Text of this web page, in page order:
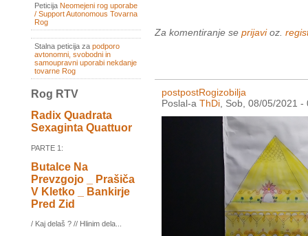
Peticija Neomejeni rog uporabe
/ Support Autonomous Tovarna
Rog
Stalna peticija za podporo
avtonomni, svobodni in
samoupravni uporabi nekdanje
tovarne Rog
Rog RTV
Radix Quadrata
Sexaginta Quattuor
PARTE 1:
Butalce Na
Prevzgojo _ Prašiča
V Kletko _ Bankirje
Pred Zid
/ Kaj delaš ? // Hlinim dela...
Za komentiranje se prijavioz.
postpostRogizobilja
Poslal-a ThDi, Sob, 08/05/2021 -